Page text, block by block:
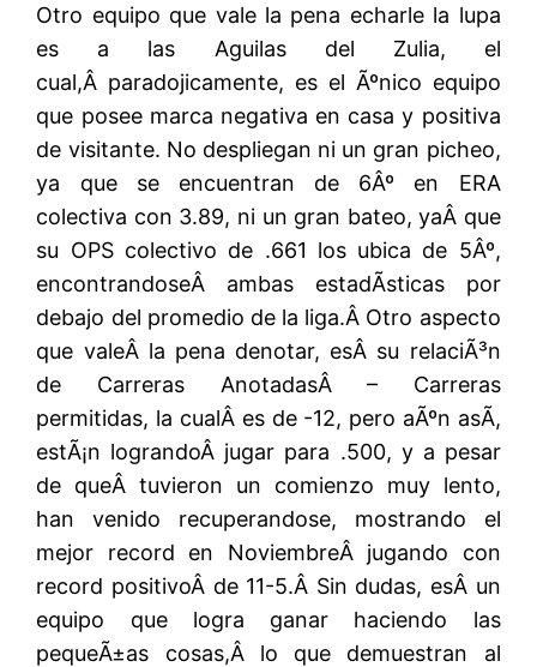
Otro equipo que vale la pena echarle la lupa
es a las Aguilas del Zulia, el
cual,Â paradojicamente, es el Ãºnico equipo
que posee marca negativa en casa y positiva
de visitante. No despliegan ni un gran picheo,
ya que se encuentran de 6Âº en ERA
colectiva con 3.89, ni un gran bateo, yaÂ que
su OPS colectivo de .661 los ubica de 5Âº,
encontrandoseÂ ambas estadÃ­sticas por
debajo del promedio de la liga.Â Otro aspecto
que valeÂ la pena denotar, esÂ su relaciÃ³n
de Carreras AnotadasÂ – Carreras
permitidas, la cualÂ es de -12, pero aÃºn asÃ­,
estÃ¡n lograndoÂ jugar para .500, y a pesar
de queÂ tuvieron un comienzo muy lento,
han venido recuperandose, mostrando el
mejor record en NoviembreÂ jugando con
record positivoÂ de 11-5.Â Sin dudas, esÂ un
equipo que logra ganar haciendo las
pequeÃ±as cosas,Â lo que demuestran al